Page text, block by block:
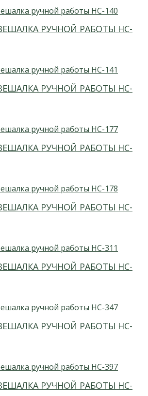
РУЧНОЙ РАБОТЫ HC-
РУЧНОЙ РАБОТЫ HC-
РУЧНОЙ РАБОТЫ HC-
РУЧНОЙ РАБОТЫ HC-
РУЧНОЙ РАБОТЫ HC-
РУЧНОЙ РАБОТЫ HC-
РУЧНОЙ РАБОТЫ HC-